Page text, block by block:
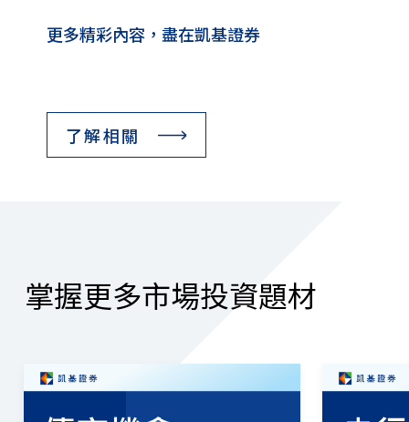
更多精彩內容，盡在凱基證券
了解相關
掌握更多市場投資題材